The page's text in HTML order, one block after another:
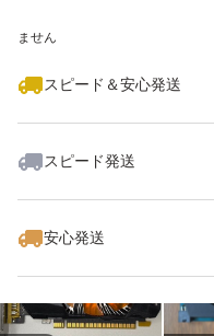
ません
スピード＆安心発送
スピード発送
安心発送